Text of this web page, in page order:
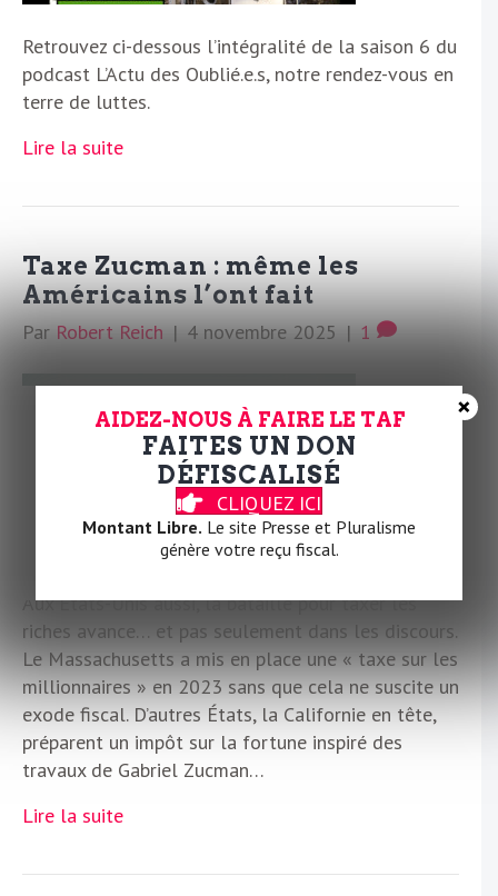
Retrouvez ci-dessous l’intégralité de la saison 6 du
podcast L’Actu des Oublié.e.s, notre rendez-vous en
terre de luttes.
Lire la suite
Taxe Zucman : même les
Américains l’ont fait
Par Robert Reich | 4 novembre 2025 | 1
Aux États-Unis aussi, la bataille pour taxer les
riches avance… et pas seulement dans les discours.
Le Massachusetts a mis en place une « taxe sur les
millionnaires » en 2023 sans que cela ne suscite un
exode fiscal. D’autres États, la Californie en tête,
préparent un impôt sur la fortune inspiré des
travaux de Gabriel Zucman…
Lire la suite
AIDEZ-NOUS À FAIRE LE TAF
FAITES UN DON
DÉFISCALISÉ
CLIQUEZ ICI
Montant Libre. Le site Presse et Pluralisme
génère votre reçu fiscal.
×